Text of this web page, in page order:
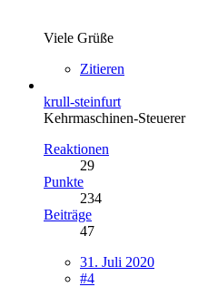
Viele Grüße
Zitieren
krull-steinfurt
Kehrmaschinen-Steuerer
Reaktionen
29
Punkte
234
Beiträge
47
31. Juli 2020
#4